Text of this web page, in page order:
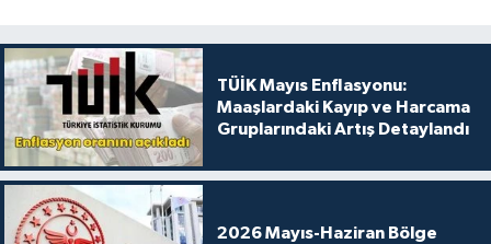
TÜİK Mayıs Enflasyonu:
Maaşlardaki Kayıp ve Harcama
Gruplarındaki Artış Detaylandı
2026 Mayıs-Haziran Bölge